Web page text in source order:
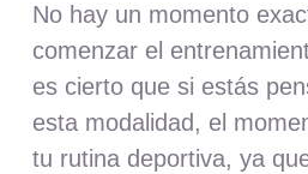
No hay un momento
comenzar el
es cierto que si estás
esta modalidad, el
tu rutina deportiva, ya